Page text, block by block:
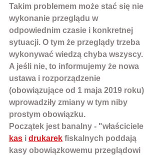
Takim problemem może stać się nie
wykonanie przeglądu w
odpowiednim czasie i konkretnej
sytuacji. O tym że przeglądy trzeba
wykonywać wiedzą chyba wszyscy.
A jeśli nie, to informujemy że nowa
ustawa i rozporządzenie
(obowiązujące od 1 maja 2019 roku)
wprowadziły zmiany w tym niby
prostym obowiązku.
Początek jest banalny - "właściciele
kas i drukarek fiskalnych poddają
kasy obowiązkowemu przeglądowi